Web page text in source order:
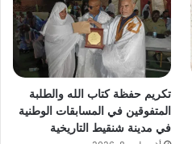
تكريم حفظة كتاب الله والطلبة
المتفوقين في المسابقات الوطنية
في مدينة شنقيط التاريخية